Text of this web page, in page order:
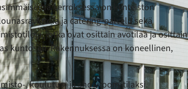
kerroksessa on kiinteistön
ja catering-palvelu sekä
jotka ovat osittain avotilaa ja osittain
kuntosali. Rakennuksessa on koneellinen,
, koulutus- ja showroom-tilaksi.